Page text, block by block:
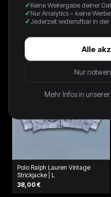
Pullover | M
64,00 €
Polo Ralph Lauren Vintage
Strickjacke | L
38,00 €
Keine Weitergabe deiner
Nur Analytics – keine
Jederzeit widerrufbar in
Alle
Nur
Mehr Infos in unserer